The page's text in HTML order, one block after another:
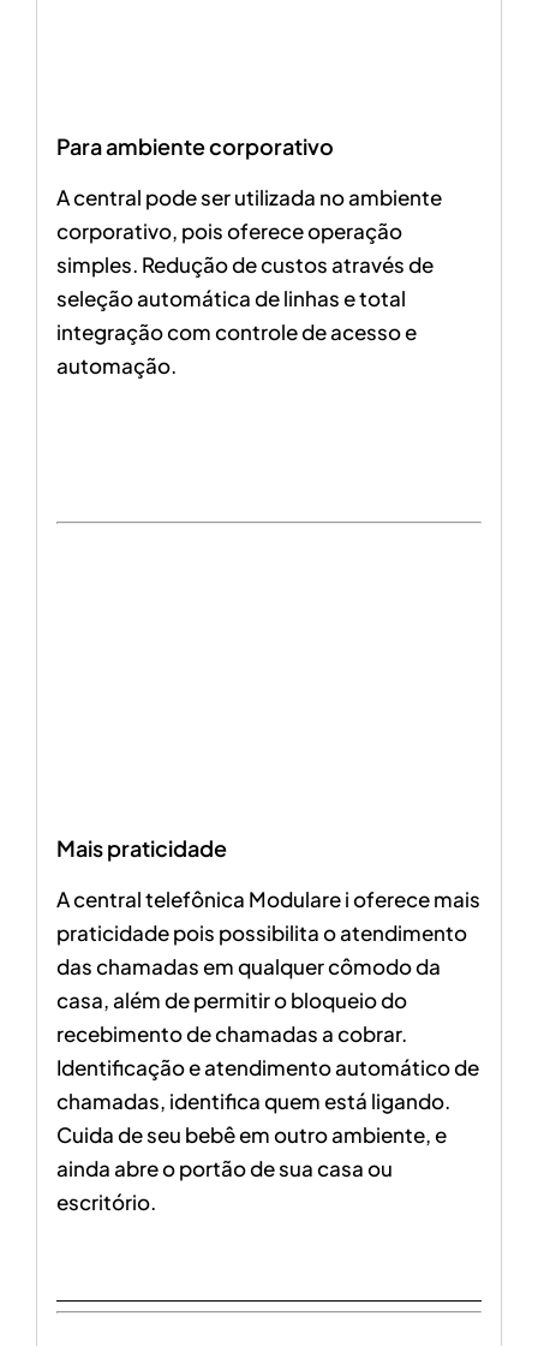
Para ambiente corporativo
A central pode ser utilizada no ambiente
corporativo, pois oferece operação
simples. Redução de custos através de
seleção automática de linhas e total
integração com controle de acesso e
automação.
Mais praticidade
A central telefônica Modulare i oferece mais
praticidade pois possibilita o atendimento
das chamadas em qualquer cômodo da
casa, além de permitir o bloqueio do
recebimento de chamadas a cobrar.
Identificação e atendimento automático de
chamadas, identifica quem está ligando.
Cuida de seu bebê em outro ambiente, e
ainda abre o portão de sua casa ou
escritório.